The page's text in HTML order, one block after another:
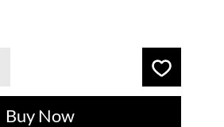
Buy Now